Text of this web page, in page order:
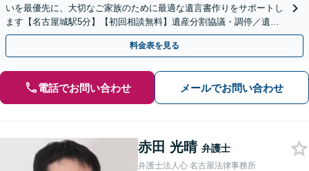
いを最優先に、大切なご家族のために最適な遺言書作りをサポートし
ます【名古屋城駅5分】【初回相談無料】遺産分割協議・調停／遺留
分／財産調査など、さまざまな相続トラブルにも対応
料金表を見る
電話でお問い合わせ メールでお問い合わせ
赤田 光晴 弁護士
弁護士法人心 名古屋法律事務所